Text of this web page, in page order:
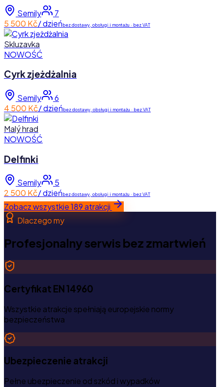
Semily
7
5 500 Kč/ dzieńbez dostawy, obsługi i montażu · bez VAT
Skluzavka
NOWOŚĆ
Cyrk zjeżdżalnia
Semily
6
4 500 Kč/ dzieńbez dostawy, obsługi i montażu · bez VAT
Malý hrad
NOWOŚĆ
Delfinki
Semily
5
2 500 Kč/ dzieńbez dostawy, obsługi i montażu · bez VAT
Zobacz wszystkie 189 atrakcji
Dlaczego my
Profesjonalny serwis bez zmartwień
Certyfikat EN 14960
Wszystkie atrakcje spełniają europejskie normy
bezpieczeństwa
Ubezpieczenie atrakcji
Pełne ubezpieczenie od szkód i wypadków